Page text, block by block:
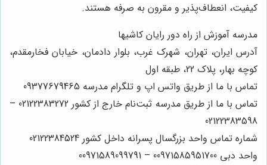
کیفیت، انعطاف‌پذیر و مقرون به صرفه هستند.
مدرسه آموزش از راه دور رایان کاشیها
آدرس ایران، تهران، شهرک غرب، بلوار دادمان، خیابان فخارمقدم،
کوچه بهار، پلاک 22، طبقه اول
تماس با ما از طریق واتس اپ و تلگرام مدرسه 09377679465
تماس با ما از طریق مدرسه ثبت‌نام خارج از کشور 02122383272 –
02122383598
شماره تماس واحد بزرگسال پسرانه داخل کشور 02122384524
واحد دبی 00971585951700 – 00971589099791